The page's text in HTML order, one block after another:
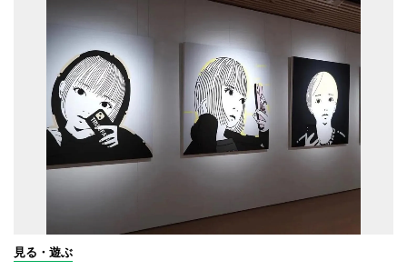
見る・遊ぶ